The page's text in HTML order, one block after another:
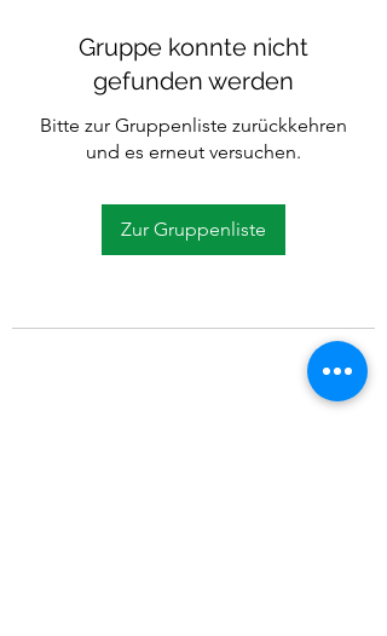
Gruppe konnte nicht
gefunden werden
Bitte zur Gruppenliste zurückkehren
und es erneut versuchen.
Zur Gruppenliste